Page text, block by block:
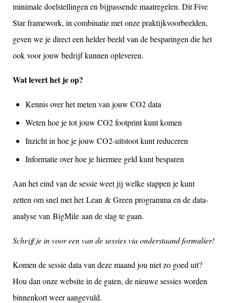
minimale doelstellingen en bijpassende maatregelen. Dit Five
Star framework, in combinatie met onze praktijkvoorbeelden,
geven we je direct een helder beeld van de besparingen die het
ook voor jouw bedrijf kunnen opleveren.
Wat levert het je op?
Kennis over het meten van jouw CO2 data
Weten hoe je tot jouw CO2 footprint kunt komen
Inzicht in hoe je jouw CO2-uitstoot kunt reduceren
Informatie over hoe je hiermee geld kunt besparen
Aan het eind van de sessie weet jij welke stappen je kunt
zetten om snel met het Lean & Green programma en de data-
analyse van BigMile aan de slag te gaan.
Schrijf je in voor een van de sessies via onderstaand formulier!
Komen de sessie data van deze maand jou niet zo goed uit?
Hou dan onze website in de gaten, de nieuwe sessies worden
binnenkort weer aangevuld.